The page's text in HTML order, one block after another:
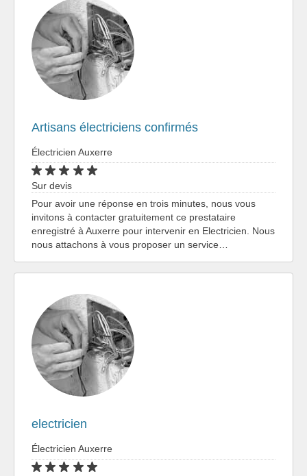
Artisans électriciens confirmés
Électricien Auxerre
Sur devis
Pour avoir une réponse en trois minutes, nous vous
invitons à contacter gratuitement ce prestataire
enregistré à Auxerre pour intervenir en Electricien. Nous
nous attachons à vous proposer un service…
electricien
Électricien Auxerre